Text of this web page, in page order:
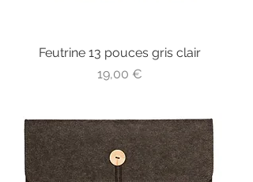
Feutrine 13 pouces gris clair
Prix
19,00 €